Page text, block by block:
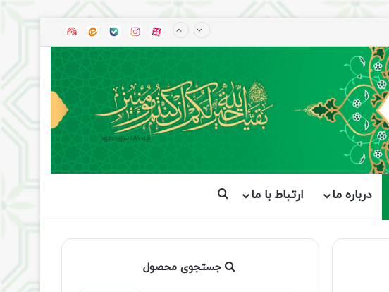
آپاراتاینستاگرام
بله ایتا
درباره ما ارتباط با ما جستجو برای
جستجوی محصول